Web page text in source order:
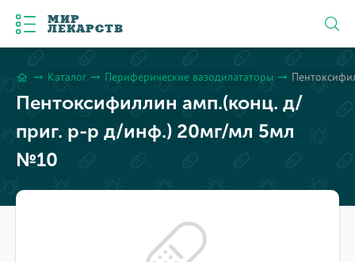
МИР
ЛЕКАРСТВ
home arrow_right_alt Каталог arrow_right_alt Периферические вазодилататоры arrow_right_alt
Пентоксифиллин амп.(конц. д/
приг. р-р д/инф.) 20мг/мл 5мл
№10